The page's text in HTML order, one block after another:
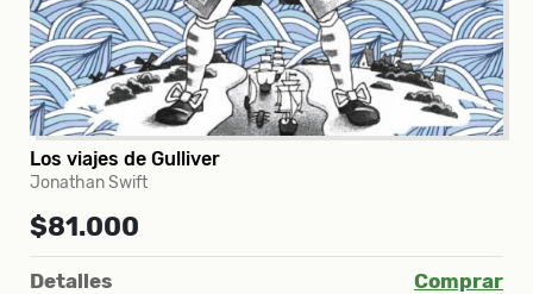
Los viajes de Gulliver
Jonathan Swift
$81.000
Detalles Comprar